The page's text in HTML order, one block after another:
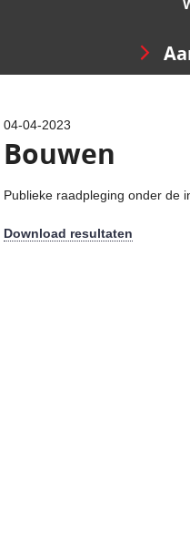
04-04-2023
Bouwen
Publieke raadpleging onder de
Download resultaten